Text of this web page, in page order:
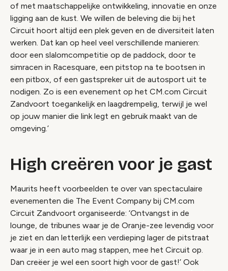
of met maatschappelijke ontwikkeling, innovatie en onze
ligging aan de kust. We willen de beleving die bij het
Circuit hoort altijd een plek geven en de diversiteit laten
werken. Dat kan op heel veel verschillende manieren:
door een slalomcompetitie op de paddock, door te
simracen in Racesquare, een pitstop na te bootsen in
een pitbox, of een gastspreker uit de autosport uit te
nodigen. Zo is een evenement op het CM.com Circuit
Zandvoort toegankelijk en laagdrempelig, terwijl je wel
op jouw manier die link legt en gebruik maakt van de
omgeving.’
High creëren voor je gast
Maurits heeft voorbeelden te over van spectaculaire
evenementen die The Event Company bij CM.com
Circuit Zandvoort organiseerde: ‘Ontvangst in de
lounge, de tribunes waar je de Oranje-zee levendig voor
je ziet en dan letterlijk een verdieping lager de pitstraat
waar je in een auto mag stappen, mee het Circuit op.
Dan creëer je wel een soort high voor de gast!’ Ook